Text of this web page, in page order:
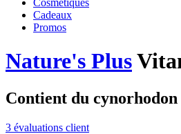
Cosmétiques
Cadeaux
Promos
Nature's Plus
Contient du
3 évaluations client